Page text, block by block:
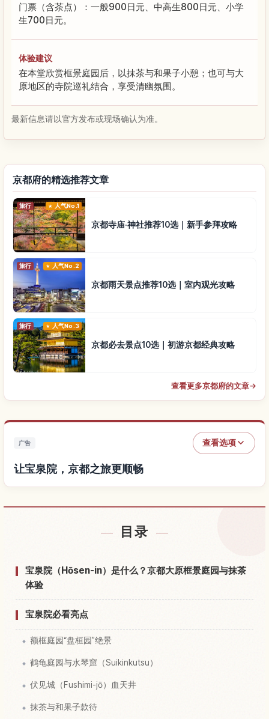
门票（含茶点）：一般900日元、中高生800日元、小学
生700日元。
体验建议
在本堂欣赏框景庭园后，以抹茶与和果子小憩；也可与大
原地区的寺院巡礼结合，享受清幽氛围。
最新信息请以官方发布或现场确认为准。
京都府的精选推荐文章
旅行 人气No.1
京都寺庙·神社推荐10选｜新手参拜攻略
旅行 人气No.2
京都雨天景点推荐10选｜室内观光攻略
旅行 人气No.3
京都必去景点10选｜初游京都经典攻略
查看更多京都府的文章→
广告 查看选项
让宝泉院，京都之旅更顺畅
目录
宝泉院（Hōsen-in）是什么？京都大原框景庭园与抹茶
体验
宝泉院必看亮点
额框庭园“盘桓园”绝景
鹤龟庭园与水琴窟（Suikinkutsu）
伏见城（Fushimi-jō）血天井
抹茶与和果子款待